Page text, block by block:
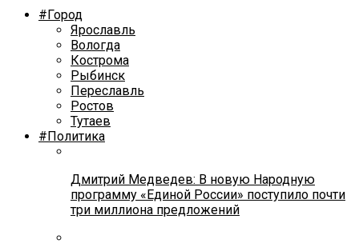
#Город
Ярославль
Вологда
Кострома
Рыбинск
Переславль
Ростов
Тутаев
#Политика
Дмитрий Медведев: В новую Народную
программу «Единой России» поступило почти
три миллиона предложений